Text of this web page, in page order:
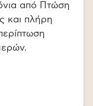
από Πτώση
και πλήρη